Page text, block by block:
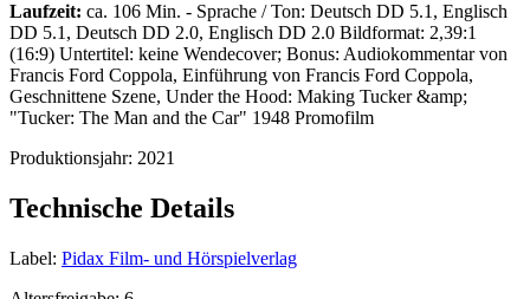
Laufzeit: ca. 106 Min. - Sprache / Ton: Deutsch DD 5.1, Englisch
DD 5.1, Deutsch DD 2.0, Englisch DD 2.0 Bildformat: 2,39:1
(16:9) Untertitel: keine Wendecover; Bonus: Audiokommentar von
Francis Ford Coppola, Einführung von Francis Ford Coppola,
Geschnittene Szene, Under the Hood: Making Tucker &amp;
"Tucker: The Man and the Car" 1948 Promofilm
Produktionsjahr: 2021
Technische Details
Label: Pidax Film- und Hörspielverlag